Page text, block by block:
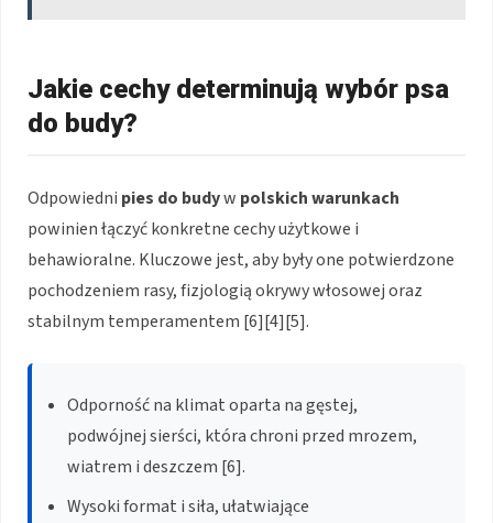
Jakie cechy determinują wybór psa
do budy?
Odpowiedni pies do budyw polskich warunkach
powinien łączyć konkretne cechy użytkowe i
behawioralne. Kluczowe jest, aby były one potwierdzone
pochodzeniem rasy, fizjologią okrywy włosowej oraz
stabilnym temperamentem [6][4][5].
Odporność na klimat oparta na gęstej,
podwójnej sierści, która chroni przed mrozem,
wiatrem i deszczem [6].
Wysoki format i siła, ułatwiające